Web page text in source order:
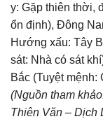
y: Gặp thiên thời,
ổn định), Đông
Hướng xấu: Tây
sát: Nhà có sát
Bắc (Tuyệt mệnh:
(Nguồn tham
Thiên Văn – Dịch